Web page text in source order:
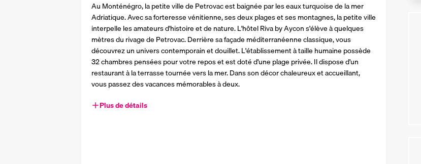
Au Monténégro, la petite ville de Petrovac est baignée par les eaux turquoise de la mer
Adriatique. Avec sa forteresse vénitienne, ses deux plages et ses montagnes, la petite ville
interpelle les amateurs d'histoire et de nature. L'hôtel Riva by Aycon s'élève à quelques
mètres du rivage de Petrovac. Derrière sa façade méditerranéenne classique, vous
découvrez un univers contemporain et douillet. L'établissement à taille humaine possède
32 chambres pensées pour votre repos et est doté d'une plage privée. Il dispose d'un
restaurant à la terrasse tournée vers la mer. Dans son décor chaleureux et accueillant,
vous passez des vacances mémorables à deux.
Plus de détails